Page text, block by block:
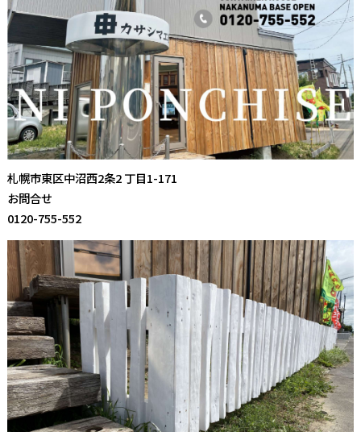
札幌市東区中沼西2条2 丁目1-171
お問合せ
0120-755-552